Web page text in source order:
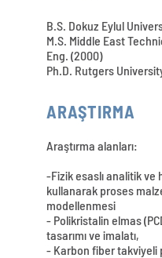
B.S. Dokuz Eylul
M.S. Middle East
Eng. (2000)
Ph.D. Rutgers
ARAŞTIRMA
Araştırma alanları:
-Fizik esaslı analitik ve
kullanarak proses
modellenmesi
- Polikristalin elmas
tasarımı ve imalatı,
- Karbon fiber